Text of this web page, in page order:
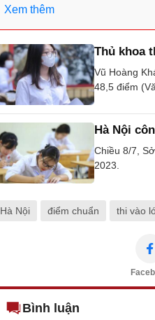
Xem thêm
Thủ khoa
Vũ Hoàng
48,5 điểm
Hà Nội
Chiều 8/7,
2023.
Hà Nội điểm chuẩn thi vào
Bình luận